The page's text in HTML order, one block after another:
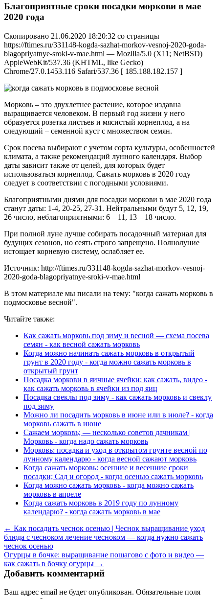
Благоприятные сроки посадки моркови в мае
2020 года
Скопировано 21.06.2020 18:20:32 со страницы
https://ftimes.ru/331148-kogda-sazhat-morkov-vesnoj-2020-goda-
blagopriyatnye-sroki-v-mae.html — Mozilla/5.0 (X11; NetBSD)
AppleWebKit/537.36 (KHTML, like Gecko)
Chrome/27.0.1453.116 Safari/537.36 [ 185.188.182.157 ]
Морковь – это двухлетнее растение, которое издавна
выращивается человеком. В первый год жизни у него
образуется розетка листьев и мясистый корнеплод, а на
следующий – семенной куст с множеством семян.
Срок посева выбирают с учетом сорта культуры, особенностей
климата, а также рекомендаций лунного календаря. Выбор
даты зависит также от целей, для которых будет
использоваться корнеплод. Сажать морковь в 2020 году
следует в соответствии с погодными условиями.
Благоприятными днями для посадки моркови в мае 2020 года
станут даты: 1-4, 20-25, 27-31. Нейтральными будут 5, 12, 19,
26 число, неблагоприятными: 6 – 11, 13 – 18 число.
При полной луне лучше собирать посадочный материал для
будущих сезонов, но сеять строго запрещено. Полнолуние
истощает корневую систему, ослабляет ее.
Источник: http://ftimes.ru/331148-kogda-sazhat-morkov-vesnoj-
2020-goda-blagopriyatnye-sroki-v-mae.html
В этом материале мы писали на тему: "когда сажать морковь в
подмосковье весной".
Читайте также:
Как сажать морковь под зиму и весной — схема посева
семян - как весной сажать морковь
Когда можно начинать сажать морковь в открытый
грунт в 2020 году - когда можно сажать морковь в
открытый грунт
Посадка моркови в яичные ячейки: как сажать, видео -
как сажать морковь в ячейки из под яиц
Посадка свеклы под зиму - как сажать морковь и свеклу
под зиму
Можно ли посадить морковь в июне или в июле? - когда
морковь сажать в июне
Сажаем морковь; — несколько советов дачникам |
Морковь - когда надо сажать морковь
Морковь: посадка и уход в открытом грунте весной по
лунному календарю - когда весной сажают морковь
Когда сажать морковь: осенние и весенние сроки
посадки; Сад и огород - когда осенью сажать морковь
Когда можно сажать морковь - когда можно сажать
морковь в апреле
Когда сажать морковь в 2019 году по лунному
календарю? - когда сажать морковь в мае
← Как посадить чеснок осенью | Чеснок выращивание уход
блюда с чесноком лечение чесноком — когда нужно сажать
чеснок осенью
Огурцы в бочке: выращивание пошагово с фото и видео —
как сажать в бочку огурцы →
Добавить комментарий
Ваш адрес email не будет опубликован. Обязательные поля